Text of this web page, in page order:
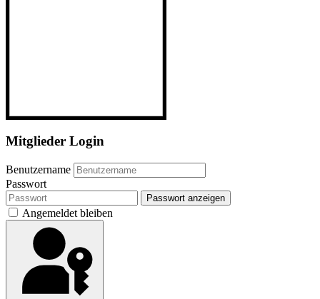
Mitglieder Login
Benutzername
Passwort
Passwort anzeigen
Angemeldet bleiben